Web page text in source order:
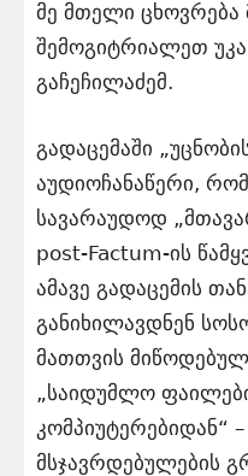
მე მთელი ცხოვრება
შემოგიტრიალეთ
გაჩეჩილაძემ.
გადაცემაში
აუდიოჩანაწერი,
სავარაუდოდ
post-Factum-ის
ამავე გადაცემის
განიხილავდნენ
მათთვის
„საიდუმლო
კომპიუტერებიდან“
მსჯავრდებულების